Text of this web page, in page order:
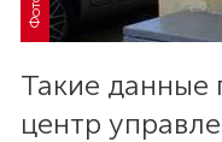
Такие данные
центр